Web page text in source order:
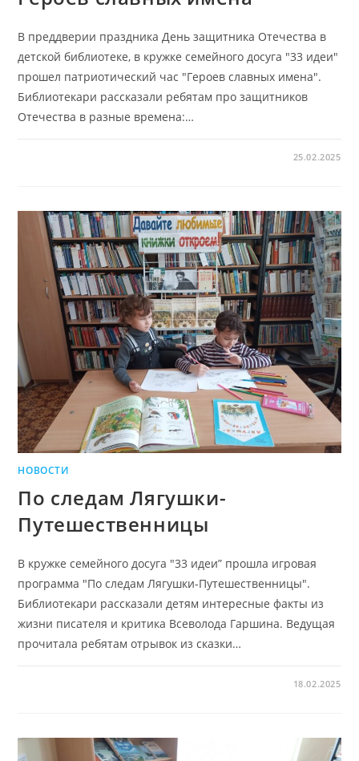
В преддверии праздника День защитника Отечества в
детской библиотеке, в кружке семейного досуга "33 идеи"
прошел патриотический час "Героев славных имена".
Библиотекари рассказали ребятам про защитников
Отечества в разные времена:…
25.02.2025
НОВОСТИ
По следам Лягушки-
Путешественницы
В кружке семейного досуга "33 идеи” прошла игровая
программа "По следам Лягушки-Путешественницы".
Библиотекари рассказали детям интересные факты из
жизни писателя и критика Всеволода Гаршина. Ведущая
прочитала ребятам отрывок из сказки…
18.02.2025